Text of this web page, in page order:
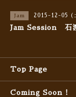
Jam 2015-12-05 (
Jam Session 石
Top Page
Coming Soon !